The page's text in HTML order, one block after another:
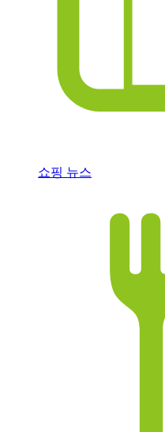
쇼핑 뉴스